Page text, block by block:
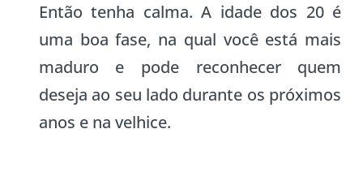
Então tenha calma. A idade dos 20 é
uma boa fase, na qual você está mais
maduro e pode reconhecer quem
deseja ao seu lado durante os próximos
anos e na velhice.